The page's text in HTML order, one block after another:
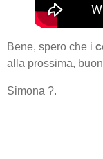
Bene, spero che i
alla prossima,
Simona ?.